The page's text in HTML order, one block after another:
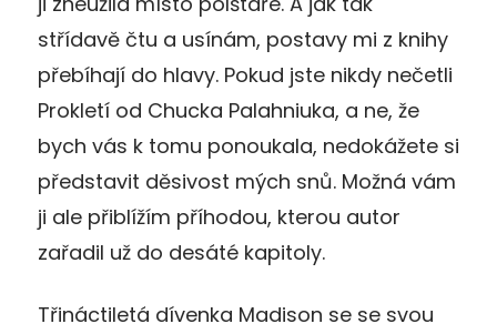
střídavě čtu a usínám, postavy mi z knihy
přebíhají do hlavy. Pokud jste nikdy nečetli
Prokletí od Chucka Palahniuka, a ne, že
bych vás k tomu ponoukala, nedokážete si
představit děsivost mých snů. Možná vám
ji ale přiblížím příhodou, kterou autor
zařadil už do desáté kapitoly.
Třináctiletá dívenka Madison se se svou